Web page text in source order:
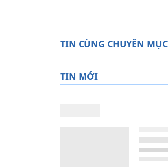
TIN CÙNG CHUYÊN MỤC
TIN MỚI